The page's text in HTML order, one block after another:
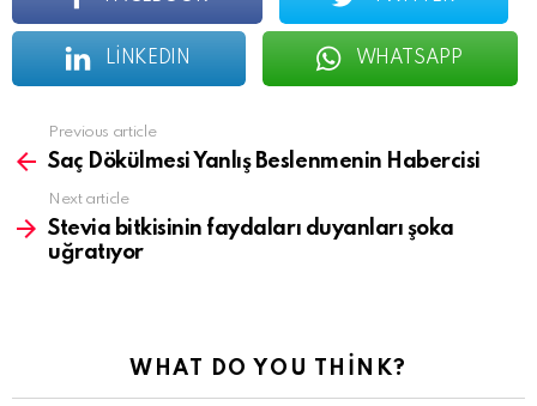
LINKEDIN WHATSAPP
more
Previous article
Saç Dökülmesi Yanlış Beslenmenin Habercisi
Next article
Stevia bitkisinin faydaları duyanları şoka
uğratıyor
WHAT DO YOU THINK?